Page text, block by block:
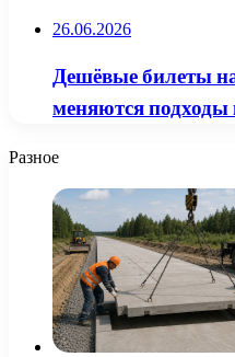
26.06.2026
Дешёвые билеты
меняются
Разное